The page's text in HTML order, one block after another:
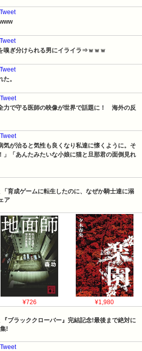
嗅ぎ分けられる男にイライラ⇒ｗｗｗ
。
力で守る医師の映像が世界で話題に！　海外の反
気が治ると気性も良くなり私達に懐くように。そ
」「あんたみたいな小娘に猫と旦那君の面倒見れ
育成ゲームに転生したのに、なぜか騎士達に溺
ア
¥726 ¥1,980
ブラッククローバー』完結記念!最後まで絶対に
!